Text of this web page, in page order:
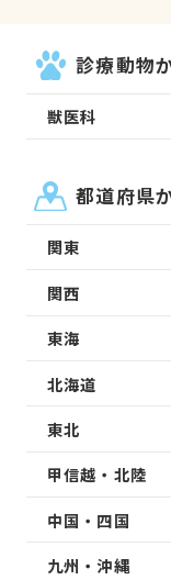
診療動物
獣医科
都道府県
関東
関西
東海
北海道
東北
甲信越・北陸
中国・四国
九州・沖縄